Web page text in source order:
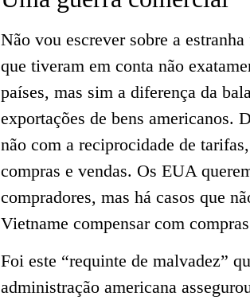
Não vou escrever sobre a
que tiveram em conta não
países, mas sim a diferença da
exportações de bens americanos.
não com a reciprocidade de
compras e vendas. Os EUA
compradores, mas há casos que
Vietname compensar com
Foi este “requinte de malvadez”
administração americana